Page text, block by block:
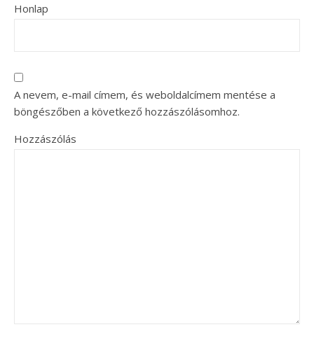
Honlap
A nevem, e-mail címem, és weboldalcímem mentése a
böngészőben a következő hozzászólásomhoz.
Hozzászólás